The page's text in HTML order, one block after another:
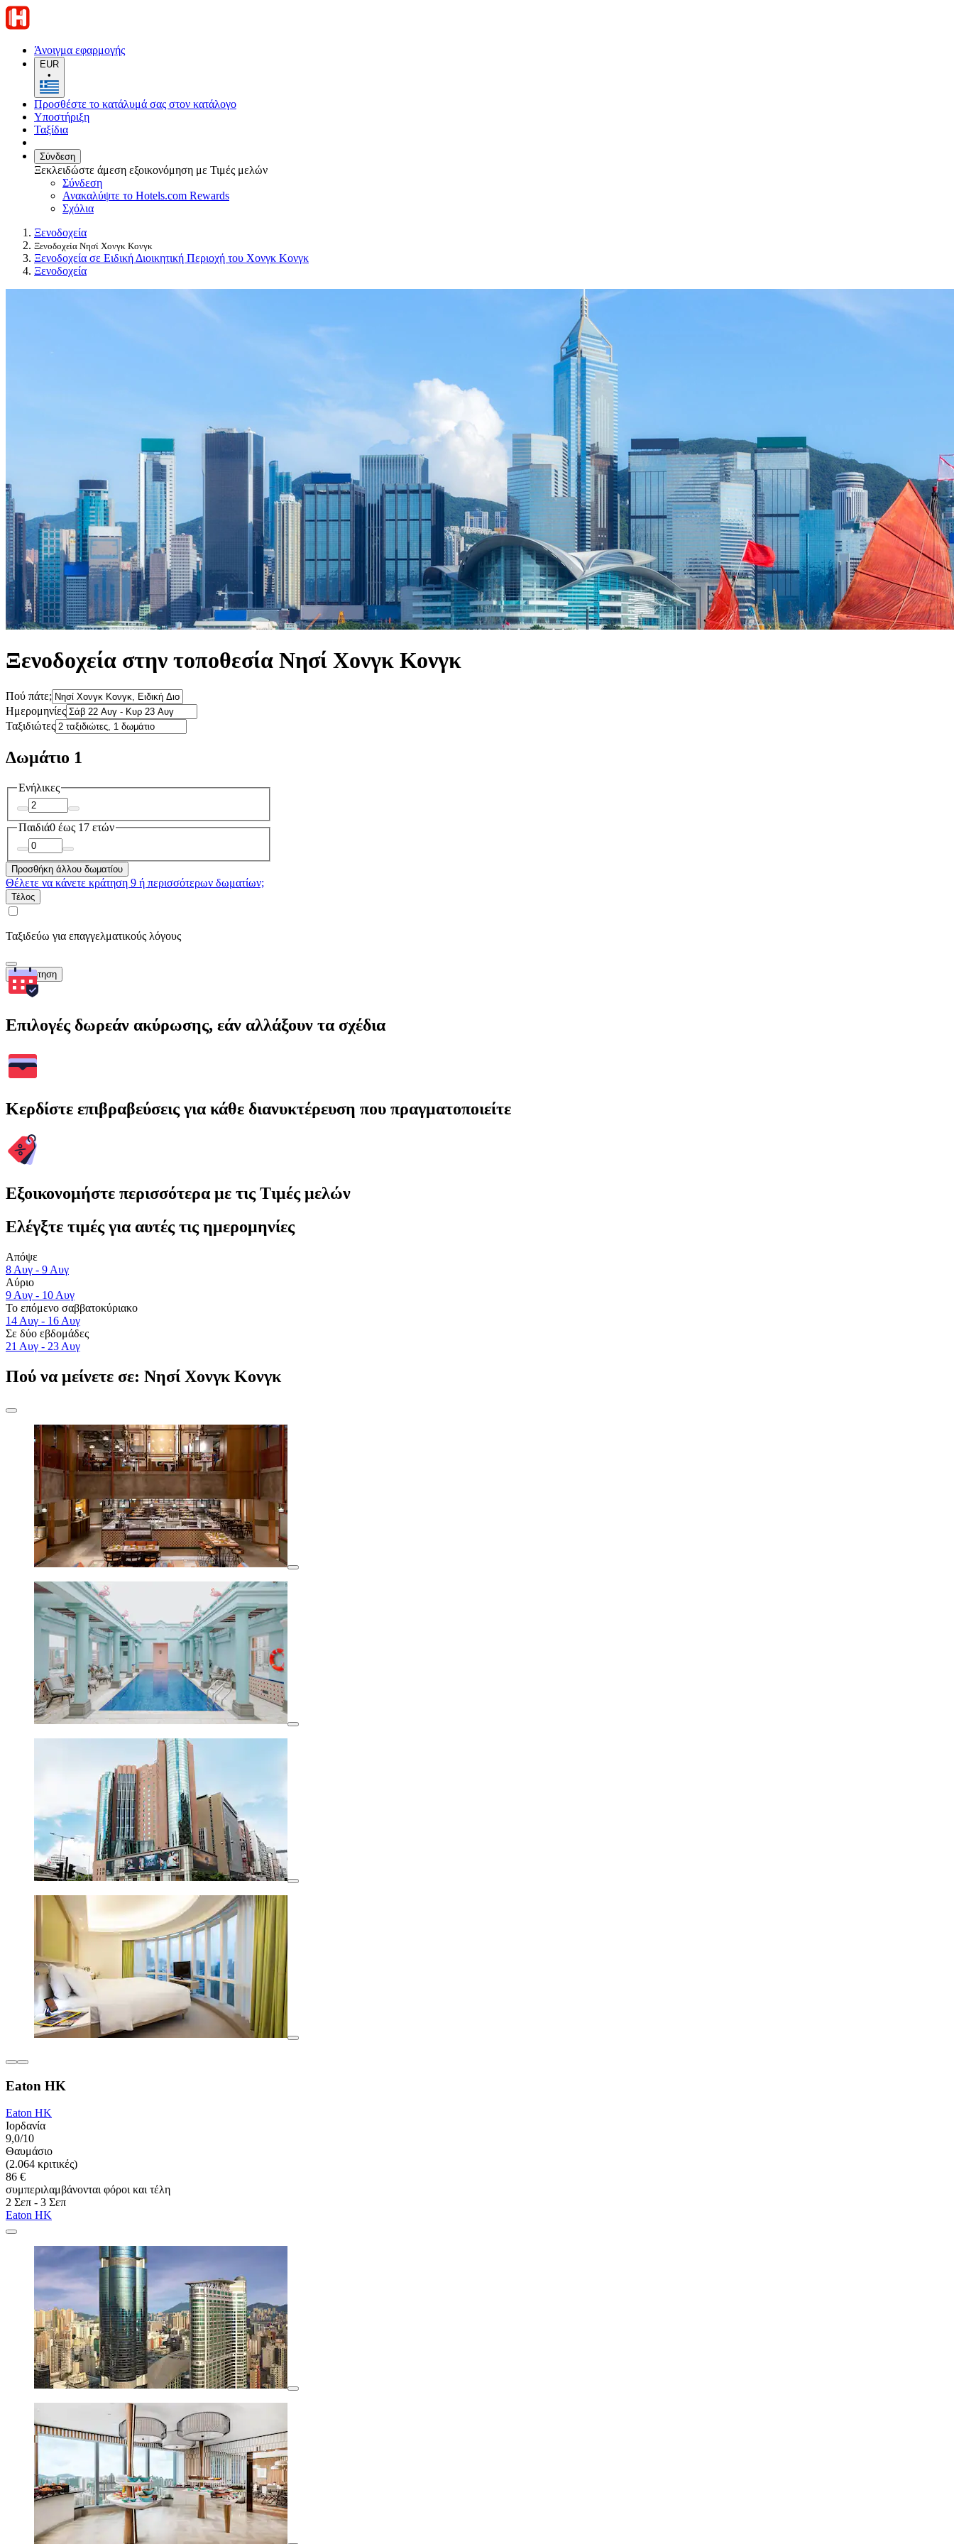
Άνοιγμα εφαρμογής
EUR
•
Προσθέστε το κατάλυμά σας στον κατάλογο
Υποστήριξη
Ταξίδια
Σύνδεση
Ξεκλειδώστε άμεση εξοικονόμηση με Τιμές μελών
Σύνδεση
Ανακαλύψτε το Hotels.com Rewards
Σχόλια
Ξενοδοχεία
Ξενοδοχεία Νησί Χονγκ Κονγκ
Ξενοδοχεία σε Ειδική Διοικητική Περιοχή του Χονγκ Κονγκ
Ξενοδοχεία
Ξενοδοχεία στην τοποθεσία Νησί Χονγκ Κονγκ
Πού πάτε;
Ημερομηνίες
Ταξιδιώτες
Δωμάτιο 1
Ενήλικες
Παιδιά0 έως 17 ετών
Προσθήκη άλλου δωματίου
Θέλετε να κάνετε κράτηση 9 ή περισσότερων δωματίων;
Τέλος
Ταξιδεύω για επαγγελματικούς λόγους
Αναζήτηση
Επιλογές δωρεάν ακύρωσης, εάν αλλάξουν τα σχέδια
Κερδίστε επιβραβεύσεις για κάθε διανυκτέρευση που πραγματοποιείτε
Εξοικονομήστε περισσότερα με τις Τιμές μελών
Ελέγξτε τιμές για αυτές τις ημερομηνίες
Απόψε
8 Αυγ - 9 Αυγ
Αύριο
9 Αυγ - 10 Αυγ
Το επόμενο σαββατοκύριακο
14 Αυγ - 16 Αυγ
Σε δύο εβδομάδες
21 Αυγ - 23 Αυγ
Πού να μείνετε σε: Νησί Χονγκ Κονγκ
Eaton HK
Eaton HK
Ιορδανία
9,0/10
Θαυμάσιο
(2.064 κριτικές)
86 €
συμπεριλαμβάνονται φόροι και τέλη
2 Σεπ - 3 Σεπ
Eaton HK